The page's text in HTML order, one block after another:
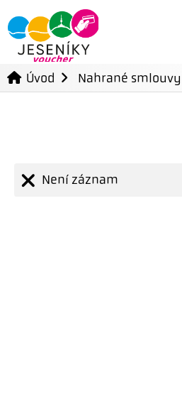
Úvod Nahrané smlouvy
Není záznam